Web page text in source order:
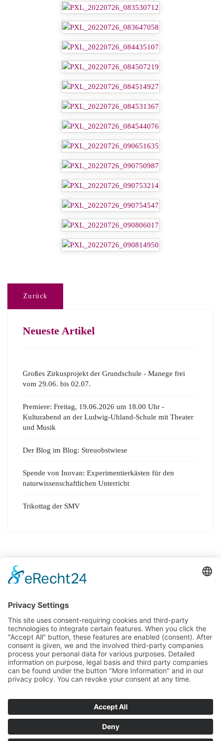
Zurück
Neueste Artikel
Großes Zirkusprojekt der Grundschule - Manege frei
vom 29.06. bis 02.07.
Premiere: Freitag, 19.06.2026 um 18.00 Uhr -
Kulturabend an der Ludwig-Uhland-Schule mit Theater
und Musik
Der Blog im Blog: Streuobstwiese
Spende von Inovan: Experimentierkästen für den
naturwissenschaftlichen Unterricht
Trikottag der SMV
© 2025 Ludwig-Uhland-Schule Birkenfeld, Kirchgartenstr. 20, 75217
Birkenfeld.
Tel. 07231 485201 // Fax 07231 472054 // E-Mailkontakt@lus-
birkenfeld.de
IMPRESSUM
DATENSCHUTZ
BARRIEREFREIHEITSERKLÄRUNG